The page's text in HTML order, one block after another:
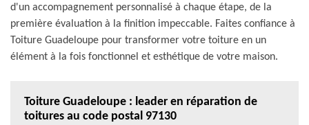
d'un accompagnement personnalisé à chaque étape, de la
première évaluation à la finition impeccable. Faites confiance à
Toiture Guadeloupe pour transformer votre toiture en un
élément à la fois fonctionnel et esthétique de votre maison.
Toiture Guadeloupe : leader en réparation de
toitures au code postal 97130